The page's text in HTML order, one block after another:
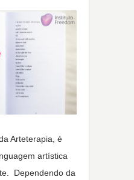
Arteterapia, é
artística
Dependendo da